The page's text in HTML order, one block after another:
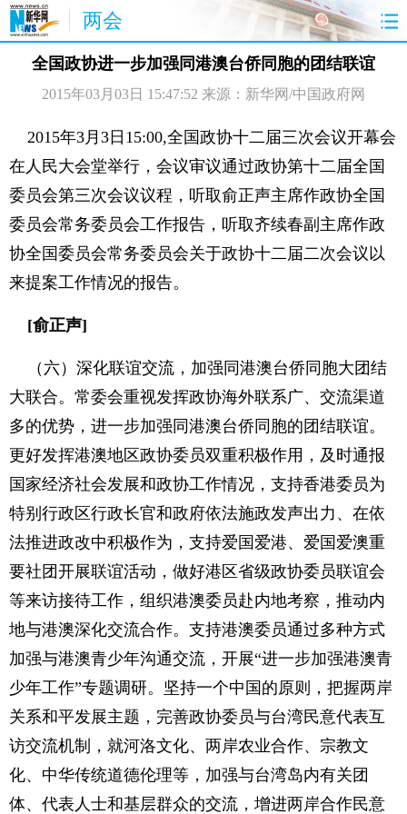
两会
首页 聚焦 最新报道 两会公告
视频 特稿 授权发布 直播
访谈 炫数据 图片 思客
全国政协进一步加强同港澳台侨同胞的团结联谊
2015年03月03日 15:47:52 来源：新华网/中国政府网
2015年3月3日15:00,全国政协十二届三次会议开幕会
在人民大会堂举行，会议审议通过政协第十二届全国
委员会第三次会议议程，听取俞正声主席作政协全国
委员会常务委员会工作报告，听取齐续春副主席作政
协全国委员会常务委员会关于政协十二届二次会议以
来提案工作情况的报告。
[俞正声]
（六）深化联谊交流，加强同港澳台侨同胞大团结
大联合。常委会重视发挥政协海外联系广、交流渠道
多的优势，进一步加强同港澳台侨同胞的团结联谊。
更好发挥港澳地区政协委员双重积极作用，及时通报
国家经济社会发展和政协工作情况，支持香港委员为
特别行政区行政长官和政府依法施政发声出力、在依
法推进政改中积极作为，支持爱国爱港、爱国爱澳重
要社团开展联谊活动，做好港区省级政协委员联谊会
等来访接待工作，组织港澳委员赴内地考察，推动内
地与港澳深化交流合作。支持港澳委员通过多种方式
加强与港澳青少年沟通交流，开展“进一步加强港澳青
少年工作”专题调研。坚持一个中国的原则，把握两岸
关系和平发展主题，完善政协委员与台湾民意代表互
访交流机制，就河洛文化、两岸农业合作、宗教文
化、中华传统道德伦理等，加强与台湾岛内有关团
体、代表人士和基层群众的交流，增进两岸合作民意